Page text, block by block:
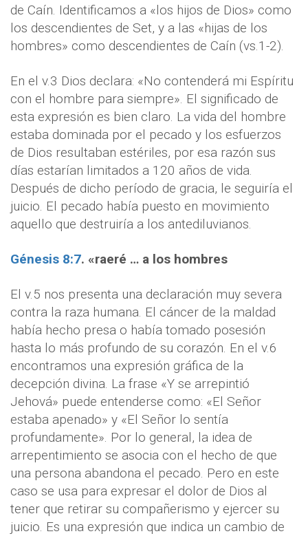
de Caín. Identificamos a «los hijos de Dios» como
los descendientes de Set, y a las «hijas de los
hombres» como descendientes de Caín (vs.1-2).
En el v.3 Dios declara: «No contenderá mi Espíritu
con el hombre para siempre». El significado de
esta expresión es bien claro. La vida del hombre
estaba dominada por el pecado y los esfuerzos
de Dios resultaban estériles, por esa razón sus
días estarían limitados a 120 años de vida.
Después de dicho período de gracia, le seguiría el
juicio. El pecado había puesto en movimiento
aquello que destruiría a los antediluvianos.
Génesis 8:7. «raeré … a los hombres
El v.5 nos presenta una declaración muy severa
contra la raza humana. El cáncer de la maldad
había hecho presa o había tomado posesión
hasta lo más profundo de su corazón. En el v.6
encontramos una expresión gráfica de la
decepción divina. La frase «Y se arrepintió
Jehová» puede entenderse como: «El Señor
estaba apenado» y «El Señor lo sentía
profundamente». Por lo general, la idea de
arrepentimiento se asocia con el hecho de que
una persona abandona el pecado. Pero en este
caso se usa para expresar el dolor de Dios al
tener que retirar su compañerismo y ejercer su
juicio. Es una expresión que indica un cambio de